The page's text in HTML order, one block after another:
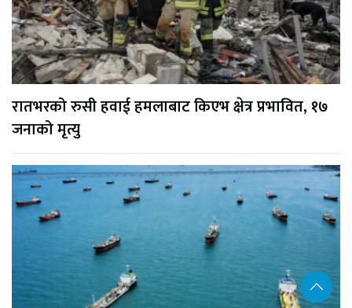
रातभरको रुसी हवाई हमलाबाट किएभ क्षेत्र प्रभावित, १७
जनाको मृत्यु